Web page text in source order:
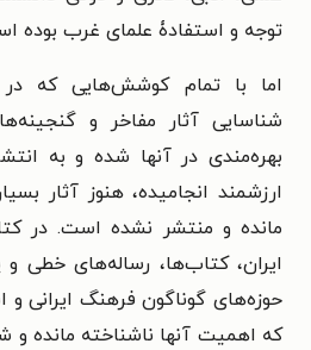
توجه و استفادۀ علمای غرب بوده
اما با تمام کوشش‌هایی که
شناسایی آثار مفاخر و
بهره‌مندی در آنها شده و به
ارزشمند انجامیده، هنوز آثار
مانده و منتشر نشده است. در
ایران، کتاب‌ها، رساله‌های خطی و
حوزه‌‌های گوناگون فرهنگ ایرانی
که اهمیت آنها ناشناخته مانده و